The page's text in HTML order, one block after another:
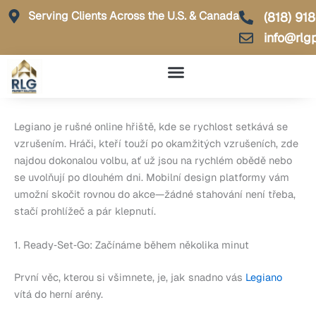
Skip
Serving Clients Across the U.S. & Canada
(818)
Legiano je rušné online hřiště, kde se rychlost setkává se
vzrušením. Hráči, kteří touží po okamžitých vzrušeních, zde
najdou dokonalou volbu, ať už jsou na rychlém obědě nebo
se uvolňují po dlouhém dni. Mobilní design platformy vám
umožní skočit rovnou do akce—žádné stahování není třeba,
stačí prohlížeč a pár klepnutí.
1. Ready‑Set‑Go: Začínáme během několika minut
První věc, kterou si všimnete, je, jak snadno vás Legiano
vítá do herní arény.